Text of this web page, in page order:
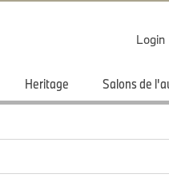
Login
Heritage Salons de